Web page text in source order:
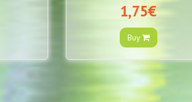
1,75€
Buy